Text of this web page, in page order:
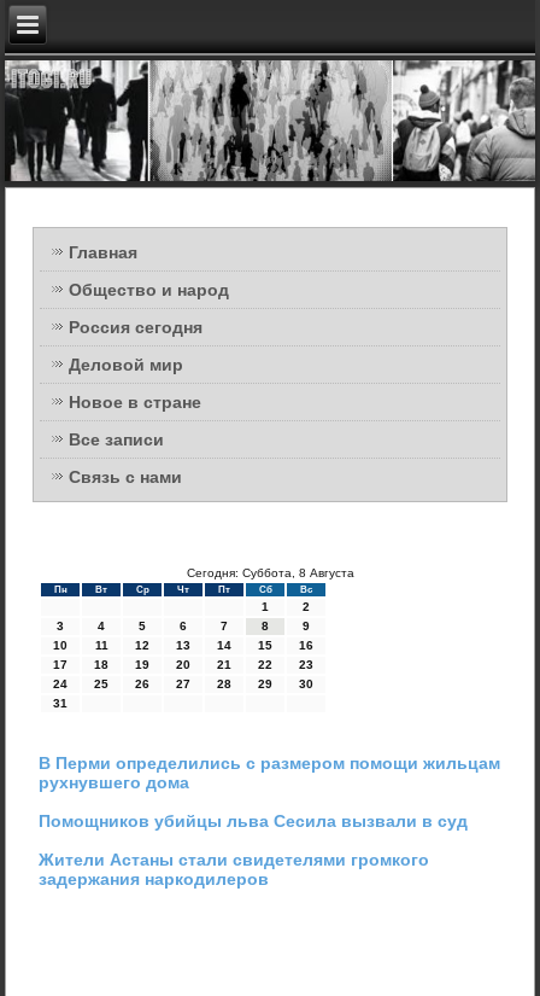
Главная
Общество и народ
Россия сегодня
Деловой мир
Новое в стране
Все записи
Связь с нами
Сегодня: Суббота, 8 Августа
Пн Вт Ср Чт Пт Сб Вс
1
2
3
4 5 6 7 8
9
10
11 12 13 14 15
16
17
18 19 20 21 22
23
24
25 26 27 28 29
30
31
В Перми определились с размером помощи жильцам
рухнувшего дома
Помощников убийцы льва Сесила вызвали в суд
Жители Астаны стали свидетелями громкого
задержания наркодилеров